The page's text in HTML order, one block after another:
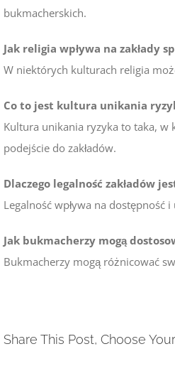
bukmacherskich.
Jak religia wpływa na zakłady
W niektórych kulturach religia
Co to jest kultura unikania
Kultura unikania ryzyka to taka, w
podejście do zakładów.
Dlaczego legalność zakładów
Legalność wpływa na dostępność
Jak bukmacherzy mogą
Bukmacherzy mogą różnicować
Share This Post, Choose